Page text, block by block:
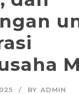
BY ADMIN